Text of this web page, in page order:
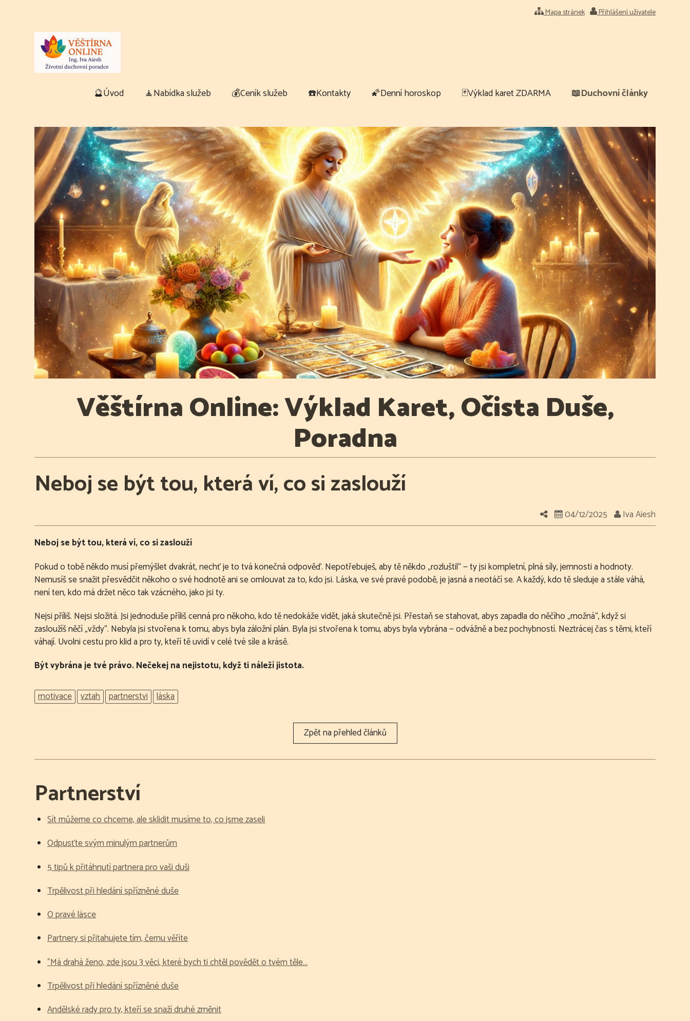
Mapa stránek Přihlášení uživatele
🔮Úvod 🧘Nabídka služeb 💰Ceník služeb ☎️Kontakty 🌠Denní horoskop 🃏Výklad karet ZDARMA 📖Duchovní články
Věštírna Online: Výklad Karet, Očista Duše,
Poradna
Neboj se být tou, která ví, co si zaslouží
04/12/2025
Iva Aiesh
Neboj se být tou, která ví, co si zaslouží
Pokud o tobě někdo musí přemýšlet dvakrát, nechť je to tvá konečná odpověď. Nepotřebuješ, aby tě někdo „rozluštil“ — ty jsi kompletní, plná síly, jemnosti a hodnoty.
Nemusíš se snažit přesvědčit někoho o své hodnotě ani se omlouvat za to, kdo jsi. Láska, ve své pravé podobě, je jasná a neotáčí se. A každý, kdo tě sleduje a stále váhá,
není ten, kdo má držet něco tak vzácného, jako jsi ty.
Nejsi příliš. Nejsi složitá. Jsi jednoduše příliš cenná pro někoho, kdo tě nedokáže vidět, jaká skutečně jsi. Přestaň se stahovat, abys zapadla do něčího „možná“, když si
zasloužíš něčí „vždy“. Nebyla jsi stvořena k tomu, abys byla záložní plán. Byla jsi stvořena k tomu, abys byla vybrána — odvážně a bez pochybností. Neztrácej čas s těmi, kteří
váhají. Uvolni cestu pro klid a pro ty, kteří tě uvidí v celé tvé síle a krásě.
Být vybrána je tvé právo. Nečekej na nejistotu, když ti náleží jistota.
motivace vztah partnerstvi láska
Partnerství
Sít můžeme co chceme, ale sklidit musíme to, co jsme zaseli
Odpusťte svým minulým partnerům
5 tipů k přitáhnutí partnera pro vaši duši
Trpělivost při hledání spřízněné duše
O pravé lásce
Partnery si přitahujete tím, čemu věříte
"Má drahá ženo, zde jsou 3 věci, které bych ti chtěl povědět o tvém těle...
Trpělivost při hledání spřízněné duše
Andělské rady pro ty, kteří se snaží druhé změnit